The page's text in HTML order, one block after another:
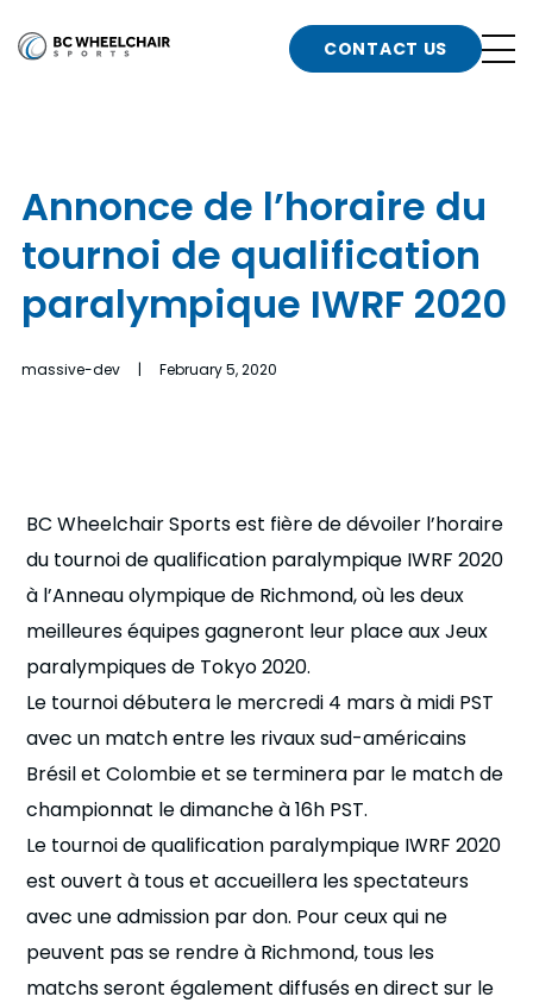
Go
n
b
n
b
n
n
b
CONTACT US
Annonce de l’horaire du
tournoi de qualification
paralympique IWRF 2020
massive-dev | February 5, 2020
BC Wheelchair Sports est fière de dévoiler l’horaire
du tournoi de qualification paralympique IWRF 2020
à l’Anneau olympique de Richmond, où les deux
meilleures équipes gagneront leur place aux Jeux
paralympiques de Tokyo 2020.
Le tournoi débutera le mercredi 4 mars à midi PST
avec un match entre les rivaux sud-américains
Brésil et Colombie et se terminera par le match de
championnat le dimanche à 16h PST.
Le tournoi de qualification paralympique IWRF 2020
est ouvert à tous et accueillera les spectateurs
avec une admission par don. Pour ceux qui ne
peuvent pas se rendre à Richmond, tous les
matchs seront également diffusés en direct sur le